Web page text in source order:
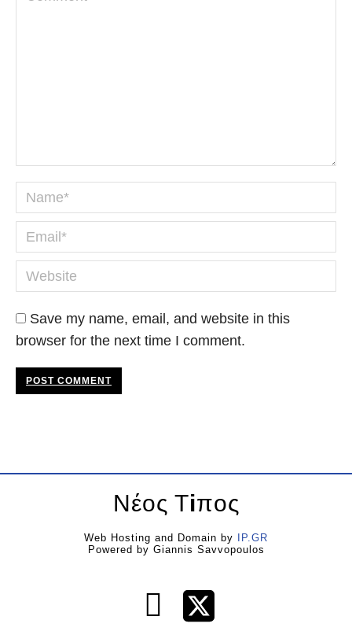
Name *
Email *
Website
Save my name, email, and website in this
browser for the next time I comment.
POST COMMENT
Νέος Τiπος
Web Hosting and Domain by
IP.GR
Powered by Giannis Savvopoulos